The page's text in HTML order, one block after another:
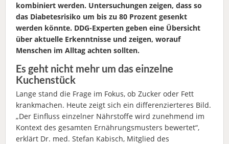
kombiniert werden. Untersuchungen zeigen, dass so
das Diabetesrisiko um bis zu 80 Prozent gesenkt
werden könnte. DDG-Experten geben eine Übersicht
über aktuelle Erkenntnisse und zeigen, worauf
Menschen im Alltag achten sollten.
Es geht nicht mehr um das einzelne
Kuchenstück
Lange stand die Frage im Fokus, ob Zucker oder Fett
krankmachen. Heute zeigt sich ein differenzierteres Bild.
„Der Einfluss einzelner Nährstoffe wird zunehmend im
Kontext des gesamten Ernährungsmusters bewertet“,
erklärt Dr. med. Stefan Kabisch, Mitglied des